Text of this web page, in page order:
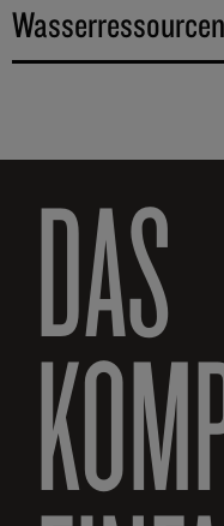
Wasserressourcen
DAS